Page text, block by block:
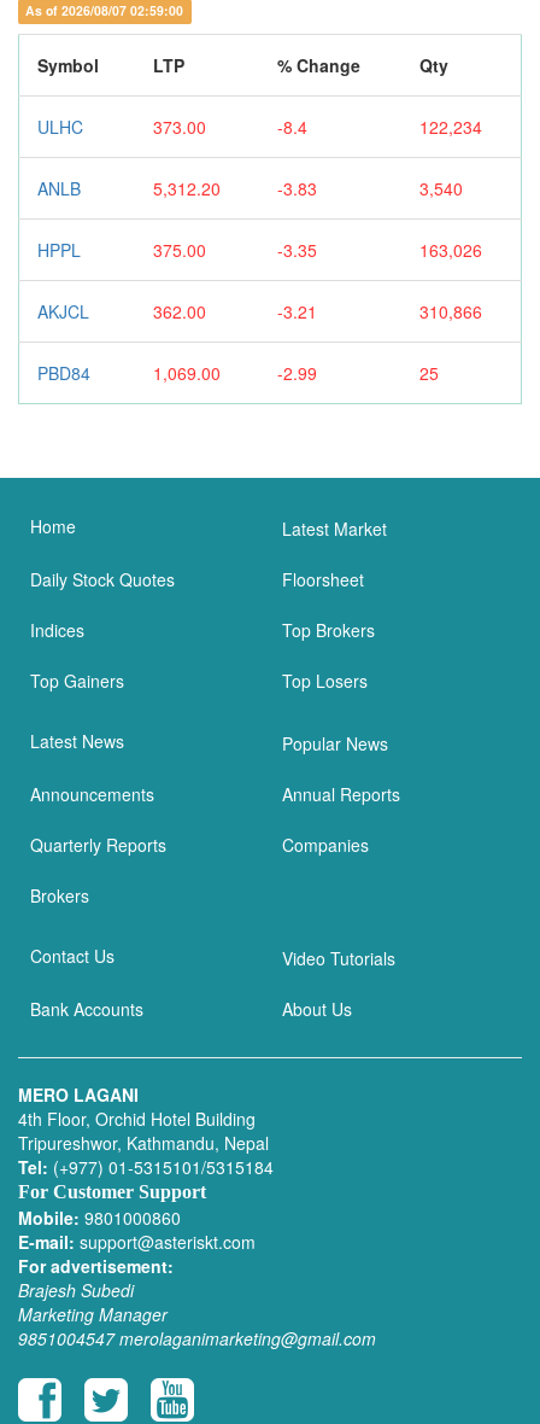
As of 2026/08/07 02:59:00
Symbol LTP % Change Qty
ULHC 373.00 -8.4 122,234
ANLB 5,312.20 -3.83 3,540
HPPL 375.00 -3.35 163,026
AKJCL 362.00 -3.21 310,866
PBD84 1,069.00 -2.99 25
Home Latest Market
Daily Stock Quotes Floorsheet
Indices Top Brokers
Top Gainers Top Losers
Latest News Popular News
Announcements Annual Reports
Quarterly Reports Companies
Brokers
Contact Us Video Tutorials
Bank Accounts About Us
MERO LAGANI
4th Floor, Orchid Hotel Building
Tripureshwor, Kathmandu, Nepal
Tel: (+977) 01-5315101/5315184
For Customer Support
Mobile: 9801000860
E-mail: support@asteriskt.com
For advertisement:
Brajesh Subedi
Marketing Manager
9851004547 merolaganimarketing@gmail.com